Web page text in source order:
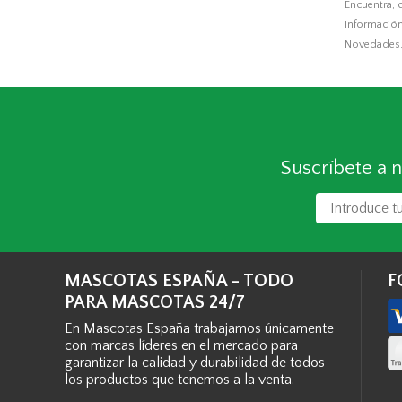
Suscríbete a
MASCOTAS ESPAÑA - TODO
PARA MASCOTAS 24/7
En Mascotas España trabajamos únicamente
con marcas líderes en el mercado para
garantizar la calidad y durabilidad de todos
los productos que tenemos a la venta.